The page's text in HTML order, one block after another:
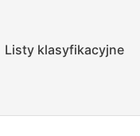
Listy klasyfikacyjne